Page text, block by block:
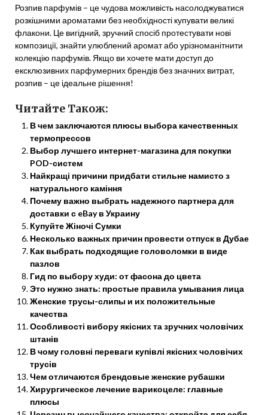
Розпив парфумів – це чудова можливість насолоджуватися
розкішними ароматами без необхідності купувати великі
флакони. Це вигідний, зручний спосіб протестувати нові
композиції, знайти улюблений аромат або урізноманітнити
колекцію парфумів. Якщо ви хочете мати доступ до
ексклюзивних парфумерних брендів без значних витрат,
розпив – це ідеальне рішення!
Читайте Також:
В чем заключаются плюсы выбора качественных
термопрессов
Выбор лучшего интернет-магазина для покупки
POD-систем
Найкращі причини придбати стильне намисто з
натурального каміння
Почему важно выбрать надежного партнера для
доставки с eBay в Украину
Купуйте Жіночі Сумки
Несколько важных причин провести отпуск в Дубае
Как выбрать подходящие головоломки в виде
пазлов
Гид по выбору худи: от фасона до цвета
Это нужно знать: простые правила умывания лица
Женские трусы-слипы и их положительные
качества
Особливості вибору якісних та зручних чоловічих
штанів
В чому головні переваги купівлі якісних чоловічих
трусів
Чем отличаются брендовые женские рубашки
Хирургическое лечение варикоцеле: главные
плюсы